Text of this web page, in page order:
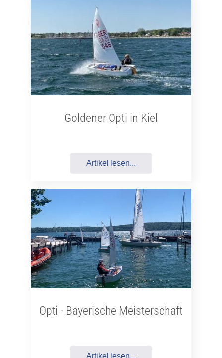
Goldener Opti in Kiel
Artikel lesen...
Opti - Bayerische Meisterschaft
Artikel lesen...